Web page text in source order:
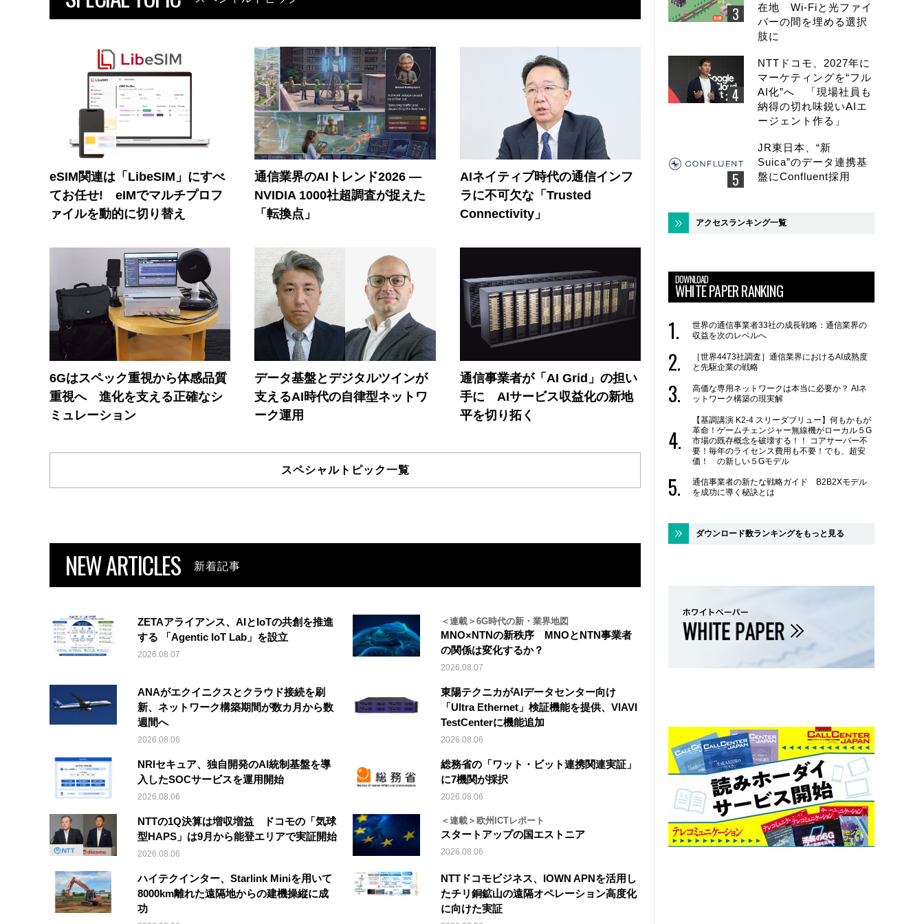
eSIM関連は「LibeSIM」にすべ
てお任せ! eIMでマルチプロフ
ァイルを動的に切り替え
通信業界のAIトレンド2026 ―
NVIDIA 1000社超調査が捉えた
「転換点」
AIネイティブ時代の通信インフ
ラに不可欠な「Trusted
Connectivity」
6Gはスペック重視から体感品質
重視へ 進化を支える正確なシ
ミュレーション
データ基盤とデジタルツインが
支えるAI時代の自律型ネットワ
ーク運用
通信事業者が「AI Grid」の担い
手に AIサービス収益化の新地
平を切り拓く
スペシャルトピック一覧
NEW ARTICLES 新着記事
ZETAアライアンス、AIとIoTの共創を推進
する 「Agentic IoT Lab」を設立
2026.08.07
＜連載＞6G時代の新・業界地図
MNO×NTNの新秩序 MNOとNTN事業者
の関係は変化するか？
2026.08.07
ANAがエクイニクスとクラウド接続を刷
新、ネットワーク構築期間が数カ月から数
週間へ
2026.08.06
東陽テクニカがAIデータセンター向け
「Ultra Ethernet」検証機能を提供、VIAVI
TestCenterに機能追加
2026.08.06
NRIセキュア、独自開発のAI統制基盤を導
入したSOCサービスを運用開始
2026.08.06
総務省の「ワット・ビット連携関連実証」
に7機関が採択
2026.08.06
NTTの1Q決算は増収増益 ドコモの「気球
型HAPS」は9月から能登エリアで実証開始
2026.08.06
＜連載＞欧州ICTレポート
スタートアップの国エストニア
2026.08.06
ハイテクインター、Starlink Miniを用いて
8000km離れた遠隔地からの建機操縦に成
功
NTTドコモビジネス、IOWN APNを活用し
たチリ銅鉱山の遠隔オペレーション高度化
に向けた実証
在地 Wi-Fiと光ファイ
バーの間を埋める選択
肢に
NTTドコモ、2027年に
マーケティングを“フル
AI化”へ 「現場社員も
納得の切れ味鋭いAIエ
ージェント作る」
JR東日本、“新
Suica”のデータ連携基
盤にConfluent採用
アクセスランキング一覧
DOWNLOAD
WHITE PAPER RANKING
世界の通信事業者33社の成長戦略：通信業界の
収益を次のレベルへ
［世界4473社調査］通信業界におけるAI成熟度
と先駆企業の戦略
高価な専用ネットワークは本当に必要か？ AIネ
ットワーク構築の現実解
【基調講演 K2-4 スリーダブリュー】何もかもが
革命！ゲームチェンジャー無線機がローカル５G
市場の既存概念を破壊する！！ コアサーバー不
要！毎年のライセンス費用も不要！でも、超安
価！ の新しい５Gモデル
通信事業者の新たな戦略ガイド B2B2Xモデル
を成功に導く秘訣とは
ダウンロード数ランキングをもっと見る